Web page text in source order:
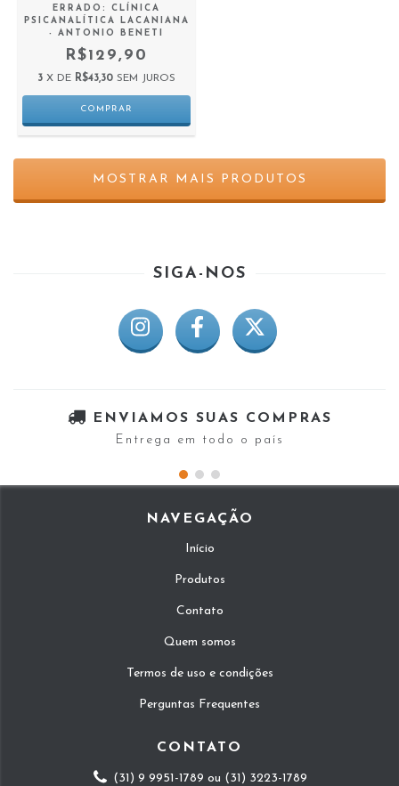
ERRADO: CLÍNICA
PSICANALÍTICA LACANIANA
- ANTONIO BENETI
R$129,90
3 X DE R$43,30 SEM JUROS
MOSTRAR MAIS PRODUTOS
SIGA-NOS
ENVIAMOS SUAS COMPRAS
Entrega em todo o país
NAVEGAÇÃO
Início
Produtos
Contato
Quem somos
Termos de uso e condições
Perguntas Frequentes
CONTATO
(31) 9 9951-1789 ou (31) 3223-1789